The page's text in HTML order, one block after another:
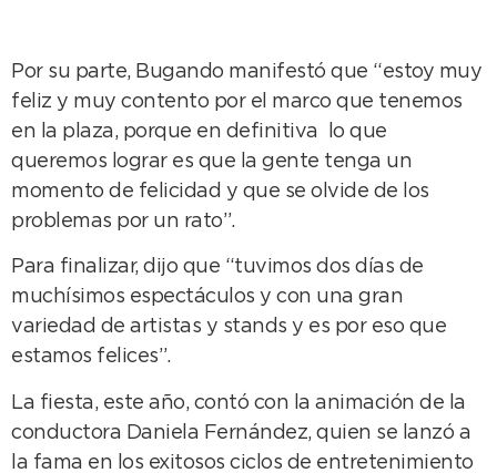
Por su parte, Bugando manifestó que “estoy muy
feliz y muy contento por el marco que tenemos
en la plaza, porque en definitiva lo que
queremos lograr es que la gente tenga un
momento de felicidad y que se olvide de los
problemas por un rato”.
Para finalizar, dijo que “tuvimos dos días de
muchísimos espectáculos y con una gran
variedad de artistas y stands y es por eso que
estamos felices”.
La fiesta, este año, contó con la animación de la
conductora Daniela Fernández, quien se lanzó a
la fama en los exitosos ciclos de entretenimiento